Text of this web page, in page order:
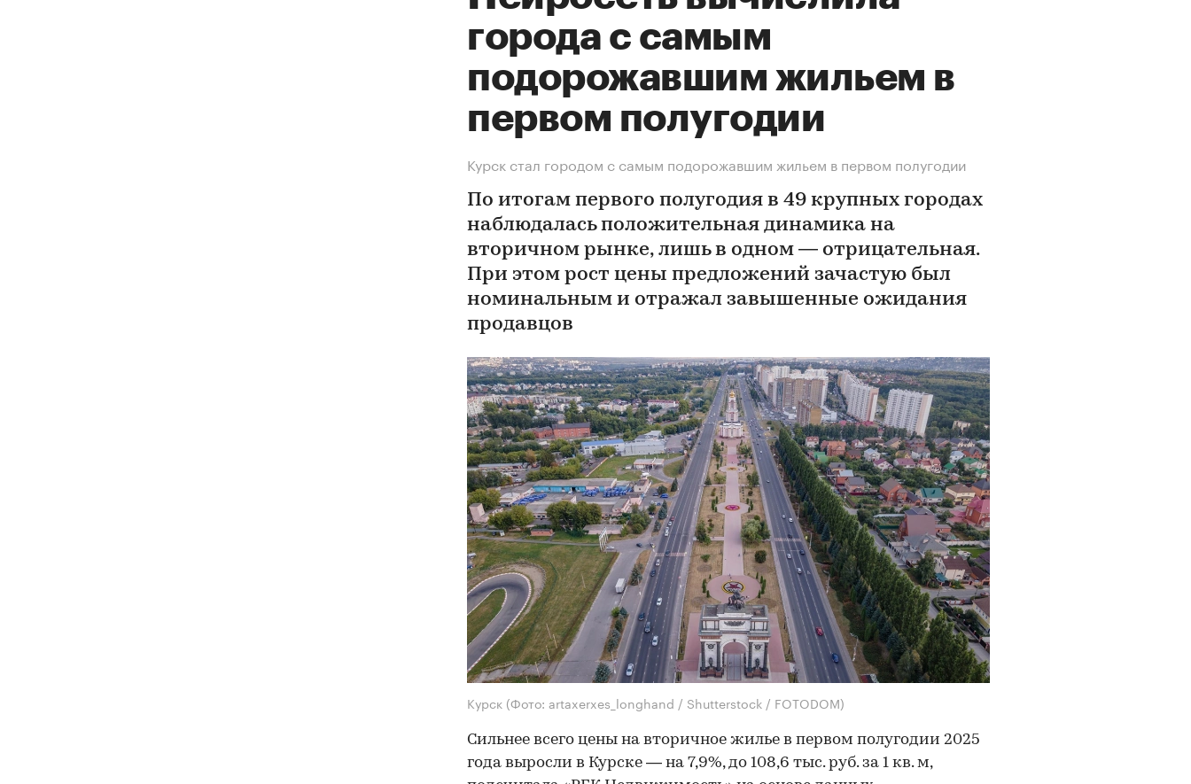
города с самым
подорожавшим жильем в
первом полугодии
Курск стал городом с самым подорожавшим жильем в первом полугодии
По итогам первого полугодия в 49 крупных городах
наблюдалась положительная динамика на
вторичном рынке, лишь в одном — отрицательная.
При этом рост цены предложений зачастую был
номинальным и отражал завышенные ожидания
продавцов
Курск (Фото: artaxerxes_longhand / Shutterstock / FOTODOM)
Сильнее всего цены на вторичное жилье в первом полугодии 2025
года выросли в Курске — на 7,9%, до 108,6 тыс. руб. за 1 кв. м,